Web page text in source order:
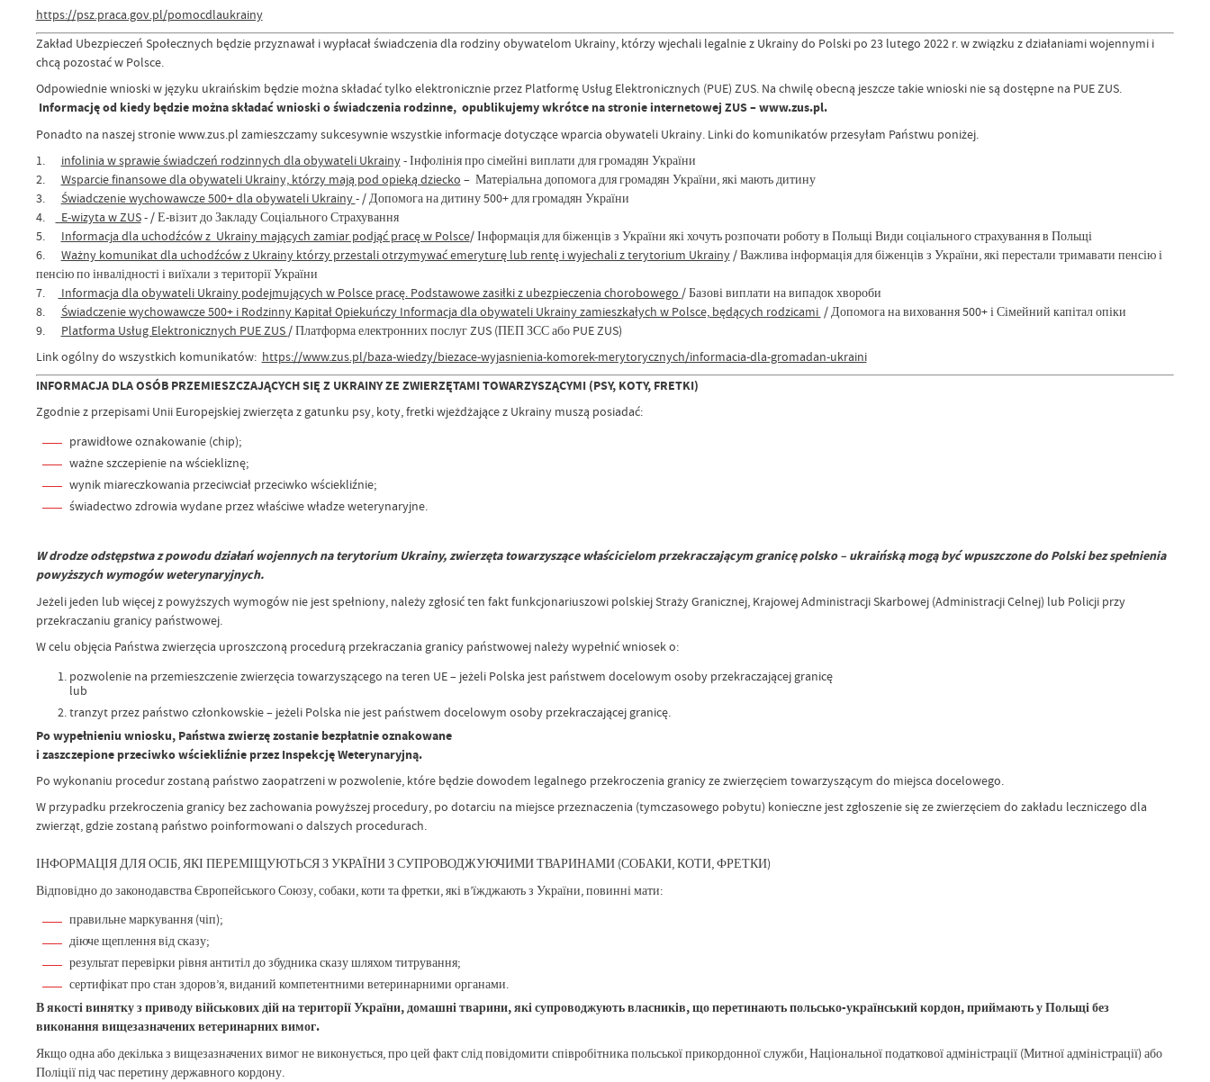
https://psz.praca.gov.pl/pomocdlaukrainy
Zakład Ubezpieczeń Społecznych będzie przyznawał i wypłacał świadczenia dla rodziny obywatelom Ukrainy, którzy wjechali legalnie z Ukrainy do Polski po 23 lutego 2022 r. w związku z działaniami wojennymi i
chcą pozostać w Polsce.
Odpowiednie wnioski w języku ukraińskim będzie można składać tylko elektronicznie przez Platformę Usług Elektronicznych (PUE) ZUS. Na chwilę obecną jeszcze takie wnioski nie są dostępne na PUE ZUS.
Informację od kiedy będzie można składać wnioski o świadczenia rodzinne, opublikujemy wkrótce na stronie internetowej ZUS – www.zus.pl.
Ponadto na naszej stronie www.zus.pl zamieszczamy sukcesywnie wszystkie informacje dotyczące wparcia obywateli Ukrainy. Linki do komunikatów przesyłam Państwu poniżej.
1. infolinia w sprawie świadczeń rodzinnych dla obywateli Ukrainy- Інфолінія про сімейні виплати для громадян України
2. Wsparcie finansowe dla obywateli Ukrainy, którzy mają pod opieką dziecko – Матеріальна допомога для громадян України, які мають дитину
3. Świadczenie wychowawcze 500+ dla obywateli Ukrainy- / Допомога на дитину 500+ для громадян України
4.
E-wizyta w ZUS- / Е-візит до Закладу Соціального Страхування
5. Informacja dla uchodźców z Ukrainy mających zamiar podjąć pracę w Polsce/ Інформація для біженців з України які хочуть розпочати роботу в Польщі Види соціального страхування в Польщі
6. Ważny komunikat dla uchodźców z Ukrainy którzy przestali otrzymywać emeryturę lub rentę i wyjechali z terytorium Ukrainy/ Важлива інформація для біженців з України, які перестали тримавати пенсію і
пенсію по інвалідності і виїхали з території України
7.
Informacja dla obywateli Ukrainy podejmujących w Polsce pracę. Podstawowe zasiłki z ubezpieczenia chorobowego / Базові виплати на випадок хвороби
8. Świadczenie wychowawcze 500+ i Rodzinny Kapitał Opiekuńczy Informacja dla obywateli Ukrainy zamieszkałych w Polsce, będących rodzicami / Допомога на виховання 500+ і Сімейний капітал опіки
9. Platforma Usług Elektronicznych PUE ZUS / Платформа електронних послуг ZUS (ПЕП ЗСС або PUE ZUS)
Link ogólny do wszystkich komunikatów: https://www.zus.pl/baza-wiedzy/biezace-wyjasnienia-komorek-merytorycznych/informacia-dla-gromadan-ukraini
INFORMACJA DLA OSÓB PRZEMIESZCZAJĄCYCH SIĘ Z UKRAINY ZE ZWIERZĘTAMI TOWARZYSZĄCYMI (PSY, KOTY, FRETKI)
Zgodnie z przepisami Unii Europejskiej zwierzęta z gatunku psy, koty, fretki wjeżdżające z Ukrainy muszą posiadać:
prawidłowe oznakowanie (chip);
ważne szczepienie na wściekliznę;
wynik miareczkowania przeciwciał przeciwko wściekliźnie;
świadectwo zdrowia wydane przez właściwe władze weterynaryjne.
W drodze odstępstwa z powodu działań wojennych na terytorium Ukrainy, zwierzęta towarzyszące właścicielom przekraczającym granicę polsko – ukraińską mogą być wpuszczone do Polski bez spełnienia
powyższych wymogów weterynaryjnych.
Jeżeli jeden lub więcej z powyższych wymogów nie jest spełniony, należy zgłosić ten fakt funkcjonariuszowi polskiej Straży Granicznej, Krajowej Administracji Skarbowej (Administracji Celnej) lub Policji przy
przekraczaniu granicy państwowej.
W celu objęcia Państwa zwierzęcia uproszczoną procedurą przekraczania granicy państwowej należy wypełnić wniosek o:
pozwolenie na przemieszczenie zwierzęcia towarzyszącego na teren UE – jeżeli Polska jest państwem docelowym osoby przekraczającej granicę
lub
tranzyt przez państwo członkowskie – jeżeli Polska nie jest państwem docelowym osoby przekraczającej granicę.
Po wypełnieniu wniosku, Państwa zwierzę zostanie bezpłatnie oznakowane
i zaszczepione przeciwko wściekliźnie przez Inspekcję Weterynaryjną.
Po wykonaniu procedur zostaną państwo zaopatrzeni w pozwolenie, które będzie dowodem legalnego przekroczenia granicy ze zwierzęciem towarzyszącym do miejsca docelowego.
W przypadku przekroczenia granicy bez zachowania powyższej procedury, po dotarciu na miejsce przeznaczenia (tymczasowego pobytu) konieczne jest zgłoszenie się ze zwierzęciem do zakładu leczniczego dla
zwierząt, gdzie zostaną państwo poinformowani o dalszych procedurach.
ІНФОРМАЦІЯ ДЛЯ ОСІБ, ЯКІ ПЕРЕМІЩУЮТЬСЯ З УКРАЇНИ З СУПРОВОДЖУЮЧИМИ ТВАРИНАМИ (СОБАКИ, КОТИ, ФРЕТКИ)
Відповідно до законодавства Європейського Союзу, собаки, коти та фретки, які в’їжджають з України, повинні мати:
правильне маркування (чіп);
діюче щеплення від сказу;
результат перевірки рівня антитіл до збудника сказу шляхом титрування;
сертифікат про стан здоров’я, виданий компетентними ветеринарними органами.
В якості винятку з приводу військових дій на території України, домашні тварини, які супроводжують власників, що перетинають польсько-український кордон, приймають у Польщі без
виконання вищезазначених ветеринарних вимог.
Якщо одна або декілька з вищезазначених вимог не виконується, про цей факт слід повідомити співробітника польської прикордонної служби, Національної податкової адміністрації (Митної адміністрації) або
Поліції під час перетину державного кордону.